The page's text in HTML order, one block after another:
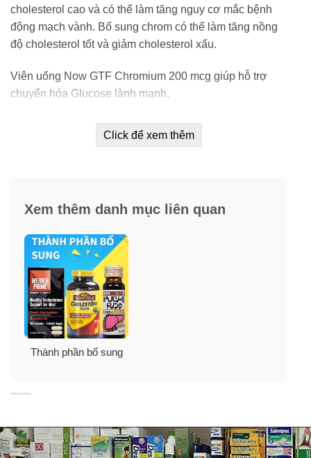
cholesterol cao và có thể làm tăng nguy cơ mắc bệnh
động mạch vành. Bổ sung chrom có thể làm tăng nồng
độ cholesterol tốt và giảm cholesterol xấu.
Viên uống Now GTF Chromium 200 mcg giúp hỗ trợ
chuyển hóa Glucose lành mạnh.
NOW® GTF Chromium là một dạng Chromium có hoạt
tính sinh học được gọi là Chromium Chelavite®.* Dạng
amino acid chelate của Albion Laboratories, Inc. với
GTF (Glucose Tolerance Factor).
Sự thay đổi màu sắc tự nhiên có thể xảy ra trong sản
phẩm này.
Click để xem thêm
Xem thêm danh mục liên quan
Thành phần bổ sung